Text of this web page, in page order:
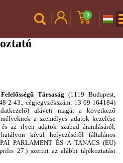
0
Társaság (1119 Budapest,
2-43., cégjegyzékszám: 13 09 164184)
aláveti magát a következő
a személyes adatok kezelése
az ilyen adatok szabad áramlásáról,
kívül helyezéséről (általános
PARLAMENT ÉS A TANÁCS (EU)
27.) szerint az alábbi tájékoztatást